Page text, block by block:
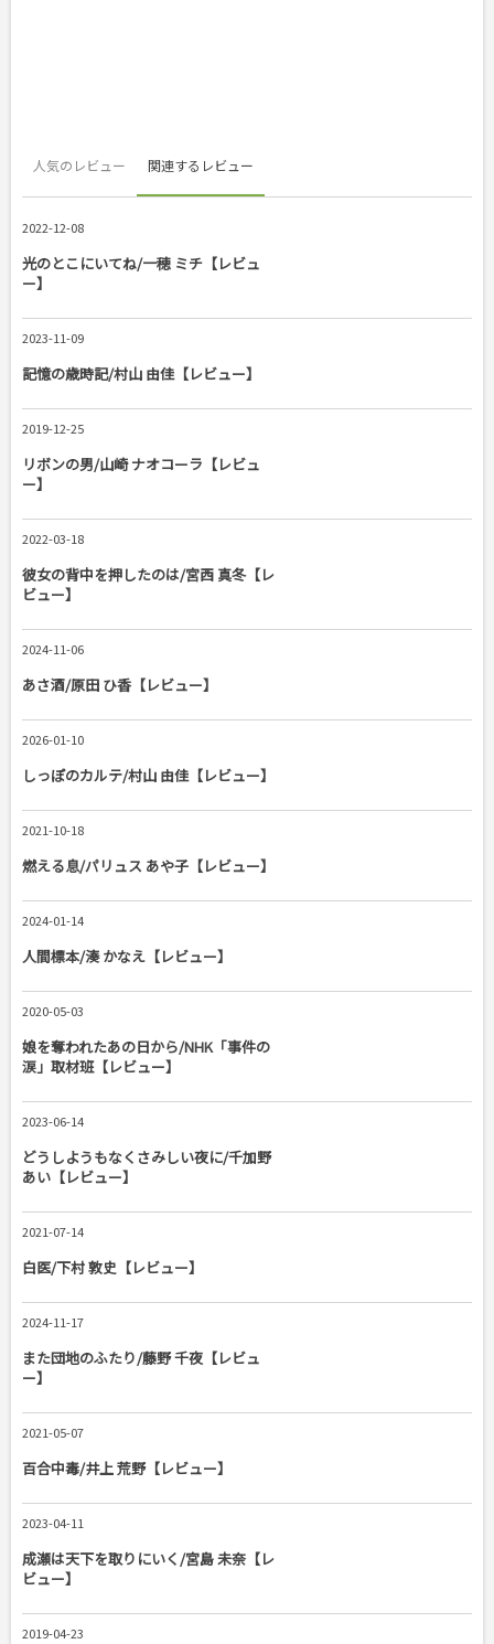
人気のレビュー 関連するレビュー
2022-12-08
光のとこにいてね/一穂 ミチ【レビュ
ー】
2023-11-09
記憶の歳時記/村山 由佳【レビュー】
2019-12-25
リボンの男/山崎 ナオコーラ【レビュ
ー】
2022-03-18
彼女の背中を押したのは/宮西 真冬【レ
ビュー】
2024-11-06
あさ酒/原田 ひ香【レビュー】
2026-01-10
しっぽのカルテ/村山 由佳【レビュー】
2021-10-18
燃える息/パリュス あや子【レビュー】
2024-01-14
人間標本/湊 かなえ【レビュー】
2020-05-03
娘を奪われたあの日から/NHK「事件の
涙」取材班【レビュー】
2023-06-14
どうしようもなくさみしい夜に/千加野
あい【レビュー】
2021-07-14
白医/下村 敦史【レビュー】
2024-11-17
また団地のふたり/藤野 千夜【レビュ
ー】
2021-05-07
百合中毒/井上 荒野【レビュー】
2023-04-11
成瀬は天下を取りにいく/宮島 未奈【レ
ビュー】
2019-04-23